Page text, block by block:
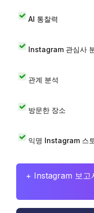
AI 통찰력
Instagram 관심사
관계 분석
방문한 장소
익명 Instagram 스
+ Instagram 보고